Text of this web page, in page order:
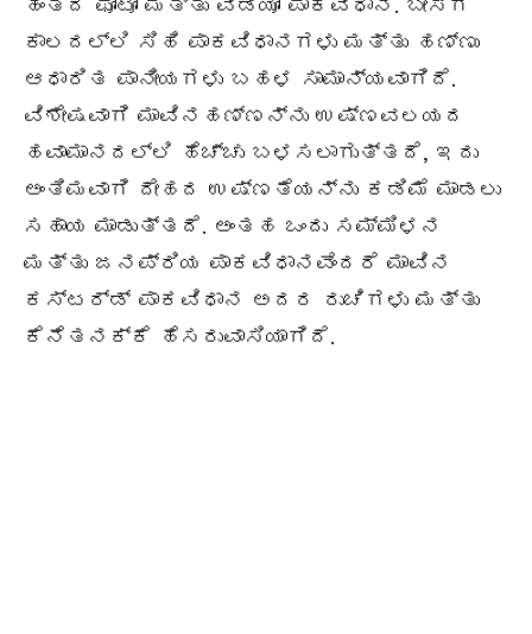
ಹಂತದ ಫೋಟೋ ಮತ್ತು ವಿಡಿಯೋ ಪಾಕವಿಧಾನ. ಬೇಸಿಗೆ
ಕಾಲದಲ್ಲಿ ಸಿಹಿ ಪಾಕವಿಧಾನಗಳು ಮತ್ತು ಹಣ್ಣು
ಆಧಾರಿತ ಪಾನೀಯಗಳು ಬಹಳ ಸಾಮಾನ್ಯವಾಗಿದೆ.
ವಿಶೇಷವಾಗಿ ಮಾವಿನಹಣ್ಣನ್ನು ಉಷ್ಣವಲಯದ
ಹವಾಮಾನದಲ್ಲಿ ಹೆಚ್ಚು ಬಳಸಲಾಗುತ್ತದೆ, ಇದು
ಅಂತಿಮವಾಗಿ ದೇಹದ ಉಷ್ಣತೆಯನ್ನು ಕಡಿಮೆ ಮಾಡಲು
ಸಹಾಯ ಮಾಡುತ್ತದೆ. ಅಂತಹ ಒಂದು ಸಮ್ಮಿಳನ
ಮತ್ತು ಜನಪ್ರಿಯ ಪಾಕವಿಧಾನವೆಂದರೆ ಮಾವಿನ
ಕಸ್ಟರ್ಡ್ ಪಾಕವಿಧಾನ ಅದರ ರುಚಿಗಳು ಮತ್ತು
ಕೆನೆತನಕ್ಕೆ ಹೆಸರುವಾಸಿಯಾಗಿದೆ.